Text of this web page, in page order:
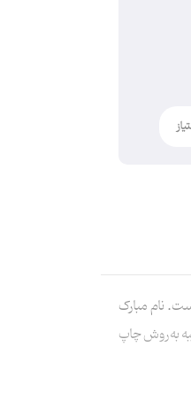
است. نام مبارک
این کتیبه به‌روش چاپ